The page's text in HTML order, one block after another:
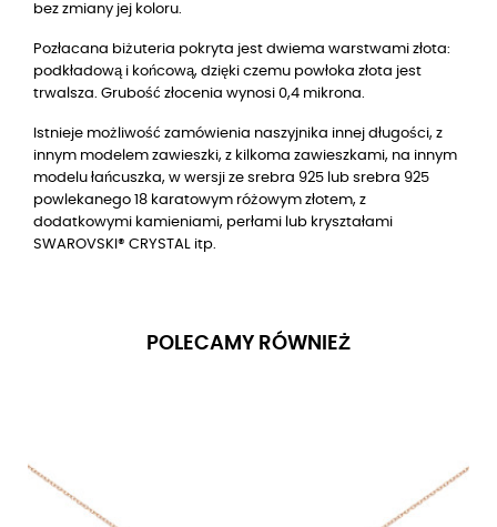
bez zmiany jej koloru.
Pozłacana biżuteria pokryta jest dwiema warstwami złota:
podkładową i końcową, dzięki czemu powłoka złota jest
trwalsza. Grubość złocenia wynosi 0,4 mikrona.
Istnieje możliwość zamówienia naszyjnika innej długości, z
innym modelem zawieszki, z kilkoma zawieszkami, na innym
modelu łańcuszka, w wersji ze srebra 925 lub srebra 925
powlekanego 18 karatowym różowym złotem, z
dodatkowymi kamieniami, perłami lub kryształami
SWAROVSKI® CRYSTAL itp.
POLECAMY RÓWNIEŻ